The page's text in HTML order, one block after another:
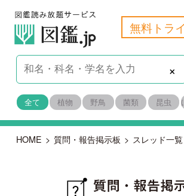
無料トライアル
×
全て 植物 野鳥 菌類 昆虫 ほか動物